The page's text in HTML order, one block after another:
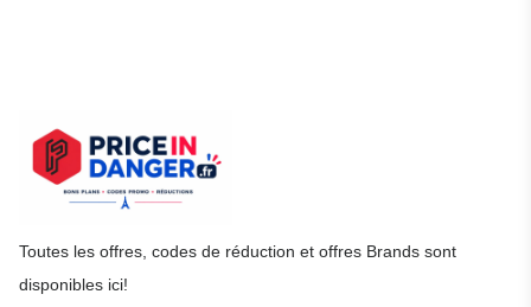
Toutes les offres, codes de réduction et offres Brands sont
disponibles ici!